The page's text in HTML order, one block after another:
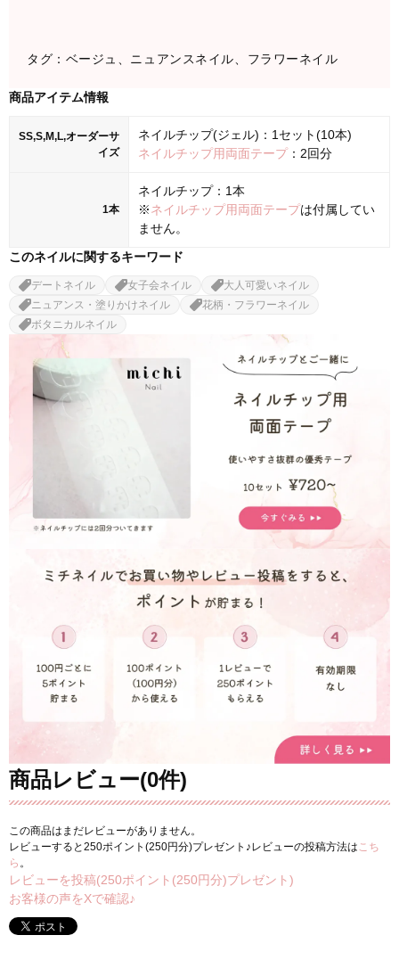
タグ：ベージュ、ニュアンスネイル、フラワーネイル
商品アイテム情報
SS,S,M,L,オーダーサ
イズ
ネイルチップ(ジェル)：1セット(10本)
ネイルチップ用両面テープ：2回分
1本
ネイルチップ：1本
※ネイルチップ用両面テープは付属してい
ません。
このネイルに関するキーワード
デートネイル 女子会ネイル
大人可愛いネイル
ニュアンス・塗りかけネイル
花柄・フラワーネイル
ボタニカルネイル
商品レビュー(0件)
この商品はまだレビューがありません。
レビューすると250ポイント(250円分)プレゼント♪レビューの投稿方法はこち
ら 。
レビューを投稿(250ポイント(250円分)プレゼント)
お客様の声をXで確認♪